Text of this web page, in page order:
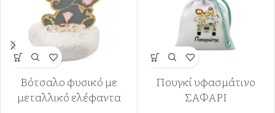
Βότσαλο φυσικό με
μεταλλικό ελέφαντα
Πουγκί υφασμάτινο
ΣΑΦΑΡΙ